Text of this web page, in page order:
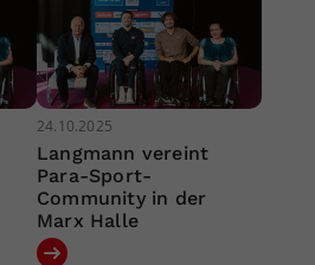
24.10.2025
Langmann vereint
Para-Sport-
Community in der
Marx Halle